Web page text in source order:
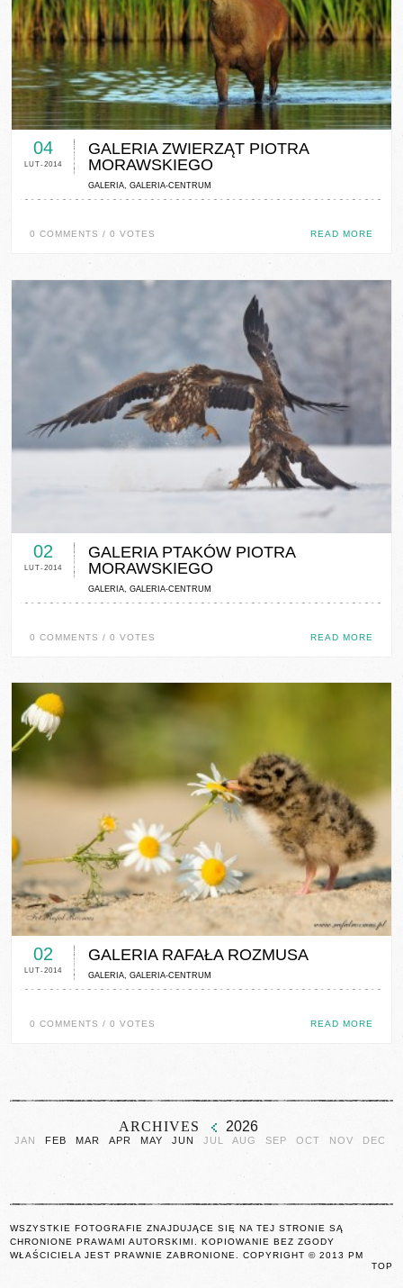
0 COMMENTS / 0 VOTES
04
LUT-2014
GALERIA ZWIERZĄT PIOTRA
MORAWSKIEGO
GALERIA ,GALERIA-CENTRUM
0 COMMENTS / 0 VOTES READ MORE
02
LUT-2014
GALERIA PTAKÓW PIOTRA
MORAWSKIEGO
GALERIA ,GALERIA-CENTRUM
0 COMMENTS / 0 VOTES READ MORE
0 COMMENTS / 0 VOTES
02
LUT-2014
GALERIA RAFAŁA ROZMUSA
GALERIA ,GALERIA-CENTRUM
0 COMMENTS / 0 VOTES READ MORE
ARCHIVES 2026
JAN FEB MAR APR MAY JUN JUL AUG SEP OCT NOV DEC
WSZYSTKIE FOTOGRAFIE ZNAJDUJĄCE SIĘ NA TEJ STRONIE SĄ
CHRONIONE PRAWAMI AUTORSKIMI. KOPIOWANIE BEZ ZGODY
WŁAŚCICIELA JEST PRAWNIE ZABRONIONE. COPYRIGHT © 2013 PM
TOP